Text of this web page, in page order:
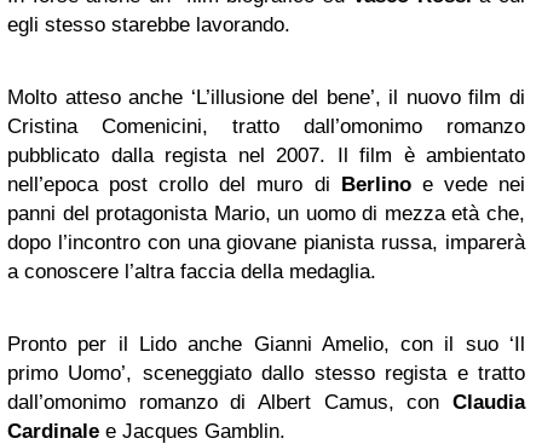
egli stesso starebbe lavorando.
Molto atteso anche ‘L’illusione del bene’, il nuovo film di
Cristina Comenicini, tratto dall’omonimo romanzo
pubblicato dalla regista nel 2007. Il film è ambientato
nell’epoca post crollo del muro di Berlinoe vede nei
panni del protagonista Mario, un uomo di mezza età che,
dopo l’incontro con una giovane pianista russa, imparerà
a conoscere l’altra faccia della medaglia.
Pronto per il Lido anche Gianni Amelio, con il suo ‘Il
primo Uomo’, sceneggiato dallo stesso regista e tratto
dall’omonimo romanzo di Albert Camus, con Claudia
Cardinale e Jacques Gamblin.